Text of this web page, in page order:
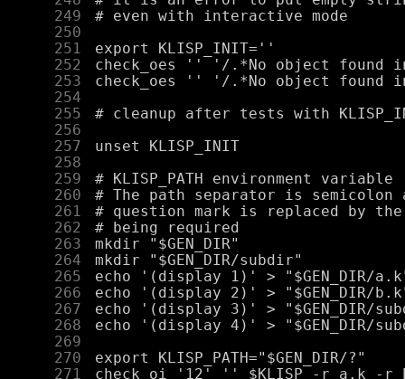
    249
    250
    251
    252
    253
    254
    255
    256
    257
    258
    259
    260
    261
    262
    263
    264
    265
    266
    267
    268
    269
    270
    271